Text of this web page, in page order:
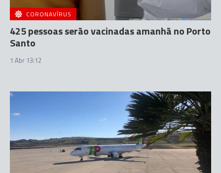
CORONAVÍRUS
425 pessoas serão vacinadas amanhã no Porto
Santo
1 Abr 13:12